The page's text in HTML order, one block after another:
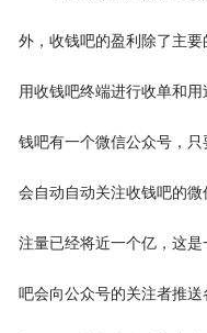
外，收钱吧的盈利除了主
用收钱吧终端进行收单和
钱吧有一个微信公众号，
会自动自动关注收钱吧的
注量已经将近一个亿，这
吧会向公众号的关注者推